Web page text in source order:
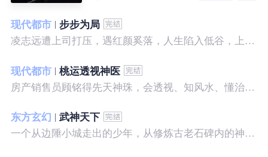
现代都市
步步为局
凌志远遭上司打压，遇红颜奚落，人生陷入低谷，上帝在关上一扇门的同时，势必会留下一扇窗，面对稍纵即逝的机会，他果断出手了……
现代都市
桃运透视神医
房产销售员顾铭得先天神珠，会透视、知风水、懂治病、有神通，开始逆袭人生。
东方玄幻
武神天下
一个从边陲小城走出的少年，从修炼古老石碑内的神秘一式开始，一路高歌狂飙，打造一片属于自己的天下……